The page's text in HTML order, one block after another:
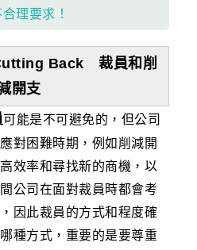
理要求！
Back 裁員和削
開支
可能是不可避免的，但公司
對困難時期，例如削減開
效率和尋找新的商機，以
公司在面對裁員時都會考
因此裁員的方式和程度確
種方式，重要的是要尊重